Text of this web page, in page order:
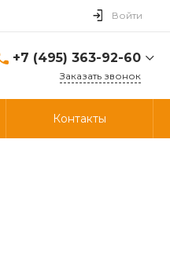
Войти
+7 (495) 363-92-60
г. Дзержинский, ул.
Заказать звонок
Контакты